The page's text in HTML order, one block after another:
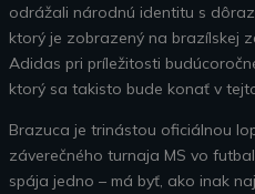
odrážali národnú identitu s
ktorý je zobrazený na brazílskej
Adidas pri príležitosti
ktorý sa takisto bude konať v
Brazuca je trinástou oficiálnou
záverečného turnaja MS vo
spája jedno – má byť, ako inak